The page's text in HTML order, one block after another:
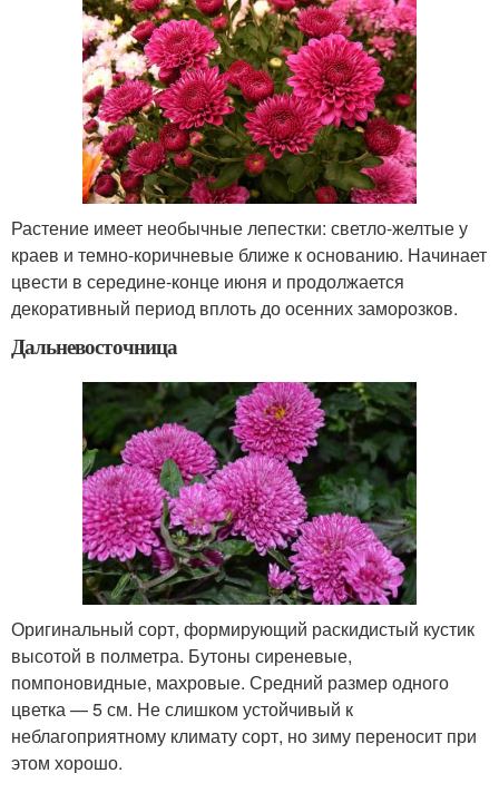
Растение имеет необычные лепестки: светло-желтые у
краев и темно-коричневые ближе к основанию. Начинает
цвести в середине-конце июня и продолжается
декоративный период вплоть до осенних заморозков.
Дальневосточница
Оригинальный сорт, формирующий раскидистый кустик
высотой в полметра. Бутоны сиреневые,
помпоновидные, махровые. Средний размер одного
цветка — 5 см. Не слишком устойчивый к
неблагоприятному климату сорт, но зиму переносит при
этом хорошо.